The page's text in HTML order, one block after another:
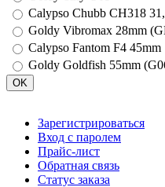
Calypso Chubb CH318
Goldy Vibromax 28mm
Calypso Fantom F4 45mm
Goldy Goldfish 55mm
Зарегистрироваться
Вход с паролем
Прайс-лист
Обратная связь
Статус заказа